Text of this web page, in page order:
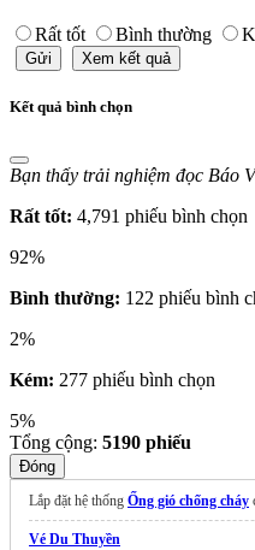
Rất tốt Bình thường
Gửi Xem kết quả
Kết quả bình chọn
Bạn thấy trải nghiệm đọc Báo
Rất tốt: 4,791 phiếu bình chọn
92%
Bình thường: 122 phiếu bình
2%
Kém: 277 phiếu bình chọn
5%
Tổng cộng: 5190 phiếu
Đóng
Lắp đặt hệ thống Ống gió chống cháy
Vé Du Thuyền